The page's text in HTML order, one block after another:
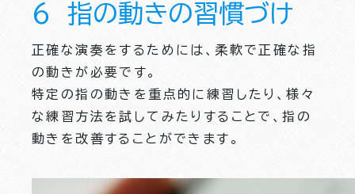
６ 指の動きの習慣づけ
正確な演奏をするためには、柔軟で正確な指
の動きが必要です。
特定の指の動きを重点的に練習したり、様々
な練習方法を試してみたりすることで、指の
動きを改善することができます。